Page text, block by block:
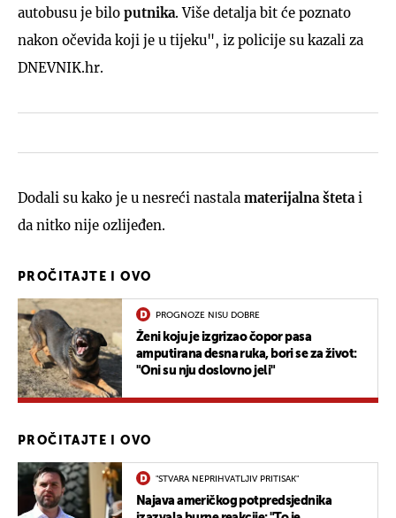
autobusu je bilo putnika. Više detalja bit će poznato
nakon očevida koji je u tijeku", iz policije su kazali za
DNEVNIK.hr.
Dodali su kako je u nesreći nastala materijalna šteta i
da nitko nije ozlijeđen.
PROČITAJTE I OVO
PROGNOZE NISU DOBRE
Ženi koju je izgrizao čopor pasa
amputirana desna ruka, bori se za život:
"Oni su nju doslovno jeli"
PROČITAJTE I OVO
"STVARA NEPRIHVATLJIV PRITISAK"
Najava američkog potpredsjednika